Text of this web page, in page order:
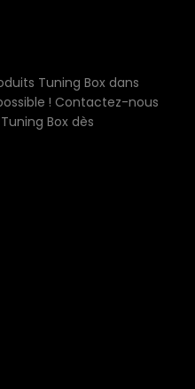
Tuning Box dans
! Contactez-nous
Box dès